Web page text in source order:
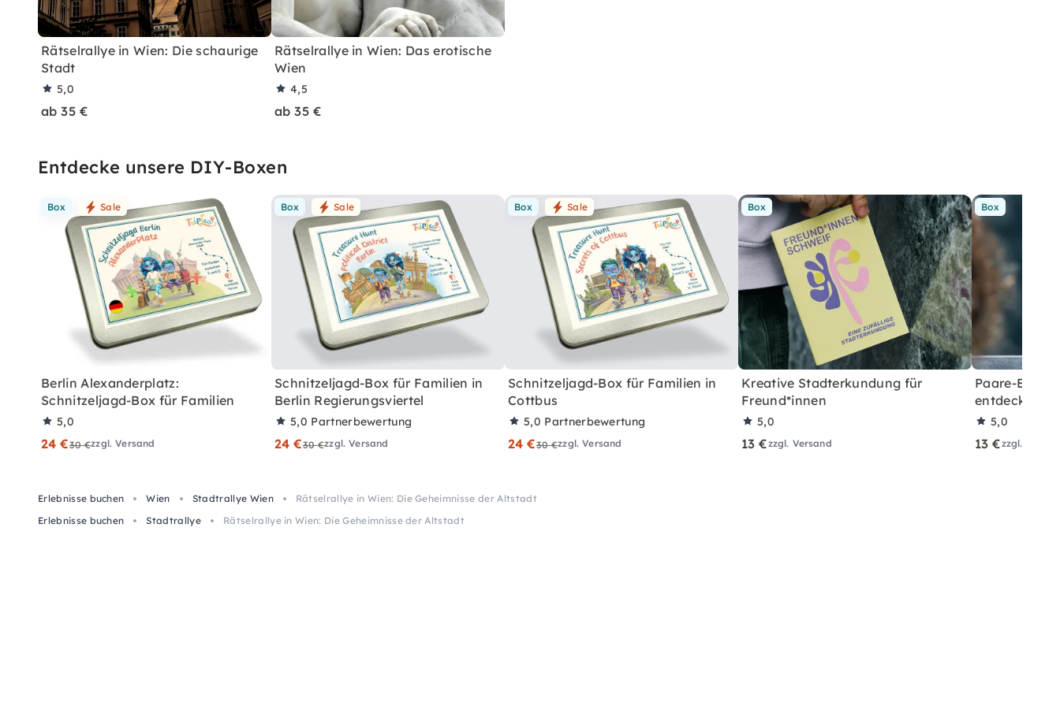
Rätselrallye in Wien: Die schaurige
Stadt
5,0
ab 35 €
Rätselrallye in Wien: Das erotische
Wien
4,5
ab 35 €
Entdecke unsere DIY-Boxen
Box Sale
Berlin Alexanderplatz:
Schnitzeljagd-Box für Familien
5,0
24 €30 €zzgl. Versand
Box Sale
Schnitzeljagd-Box für Familien in
Berlin Regierungsviertel
5,0 Partnerbewertung
24 €30 €zzgl. Versand
Box Sale
Schnitzeljagd-Box für Familien in
Cottbus
5,0 Partnerbewertung
24 €30 €zzgl. Versand
Box
Kreative Stadterkundung für
Freund*innen
5,0
13 €zzgl. Versand
Box
Paare-
entdecken
5,0
13 €zzgl.
Erlebnisse buchen Wien Stadtrallye Wien
Rätselrallye in Wien: Die Geheimnisse der Altstadt
Erlebnisse buchen
Stadtrallye Rätselrallye in Wien: Die Geheimnisse der Altstadt